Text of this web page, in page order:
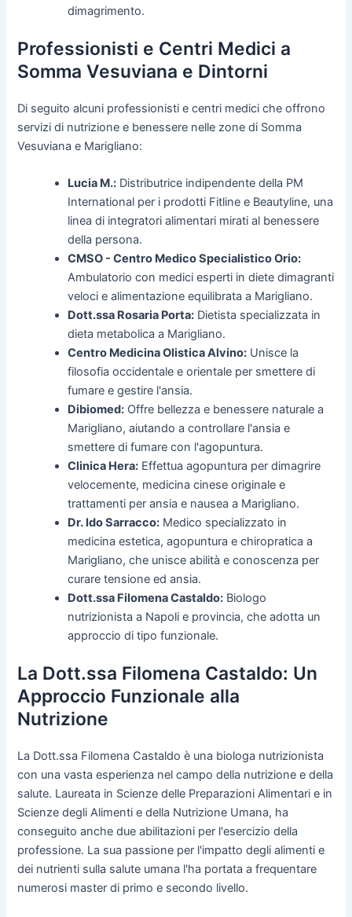
dimagrimento.
Professionisti e Centri Medici a
Somma Vesuviana e Dintorni
Di seguito alcuni professionisti e centri medici che offrono
servizi di nutrizione e benessere nelle zone di Somma
Vesuviana e Marigliano:
Lucia M.: Distributrice indipendente della PM
International per i prodotti Fitline e Beautyline, una
linea di integratori alimentari mirati al benessere
della persona.
CMSO - Centro Medico Specialistico Orio:
Ambulatorio con medici esperti in diete dimagranti
veloci e alimentazione equilibrata a Marigliano.
Dott.ssa Rosaria Porta: Dietista specializzata in
dieta metabolica a Marigliano.
Centro Medicina Olistica Alvino: Unisce la
filosofia occidentale e orientale per smettere di
fumare e gestire l'ansia.
Dibiomed: Offre bellezza e benessere naturale a
Marigliano, aiutando a controllare l'ansia e
smettere di fumare con l'agopuntura.
Clinica Hera: Effettua agopuntura per dimagrire
velocemente, medicina cinese originale e
trattamenti per ansia e nausea a Marigliano.
Dr. Ido Sarracco: Medico specializzato in
medicina estetica, agopuntura e chiropratica a
Marigliano, che unisce abilità e conoscenza per
curare tensione ed ansia.
Dott.ssa Filomena Castaldo: Biologo
nutrizionista a Napoli e provincia, che adotta un
approccio di tipo funzionale.
La Dott.ssa Filomena Castaldo: Un
Approccio Funzionale alla
Nutrizione
La Dott.ssa Filomena Castaldo è una biologa nutrizionista
con una vasta esperienza nel campo della nutrizione e della
salute. Laureata in Scienze delle Preparazioni Alimentari e in
Scienze degli Alimenti e della Nutrizione Umana, ha
conseguito anche due abilitazioni per l'esercizio della
professione. La sua passione per l'impatto degli alimenti e
dei nutrienti sulla salute umana l'ha portata a frequentare
numerosi master di primo e secondo livello.